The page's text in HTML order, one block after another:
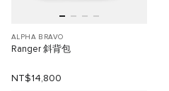
ALPHA BRAVO
Ranger 斜背包
NT$14,800